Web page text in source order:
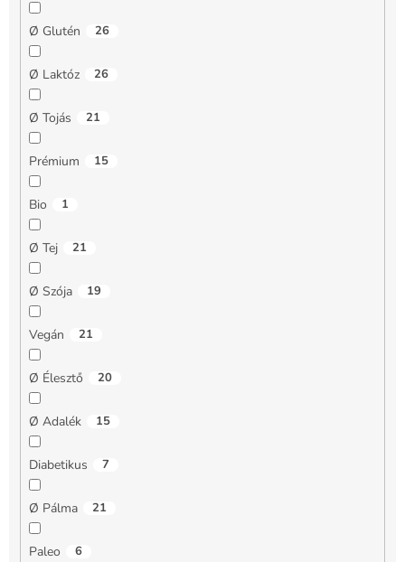
Ø Glutén 26
Ø Laktóz 26
Ø Tojás 21
Prémium 15
Bio 1
Ø Tej 21
Ø Szója 19
Vegán 21
Ø Élesztő 20
Ø Adalék 15
Diabetikus 7
Ø Pálma 21
Paleo 6